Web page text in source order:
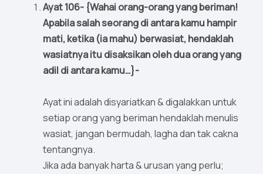
Ayat 106- {Wahai orang-orang yang beriman!
Apabila salah seorang di antara kamu hampir
mati, ketika (ia mahu) berwasiat, hendaklah
wasiatnya itu disaksikan oleh dua orang yang
adil di antara kamu…}-
Ayat ini adalah disyariatkan & digalakkan untuk
setiap orang yang beriman hendaklah menulis
wasiat, jangan bermudah, lagha dan tak cakna
tentangnya.
Jika ada banyak harta & urusan yang perlu;